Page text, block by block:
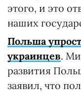
этого, и это
наших
Польша
украинцев.
развития
заявил, что